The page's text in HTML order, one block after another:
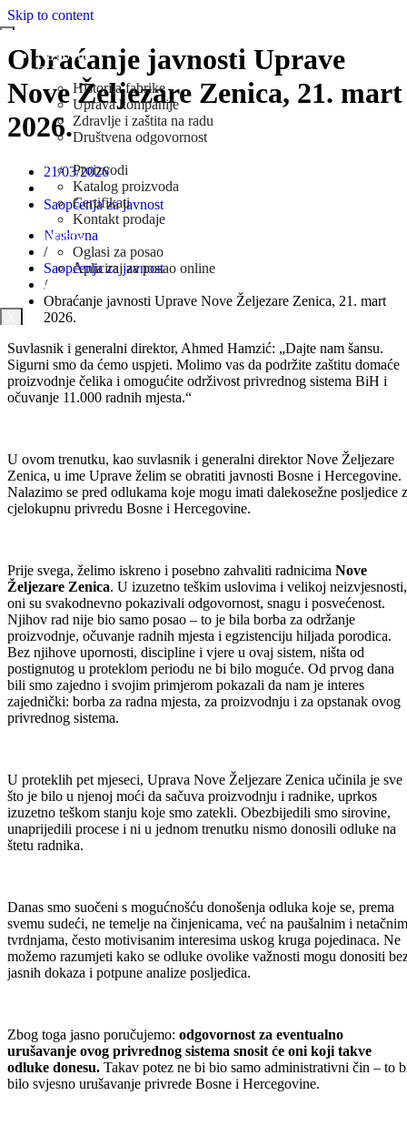
Skip to content
Naslovna
O Nama
Historija fabrike
Uprava kompanije
Zdravlje i zaštita na radu
Društvena odgovornost
Proizvodi
Katalog proizvoda
Certifikati
Kontakt prodaje
Karijera
Oglasi za posao
Apliciraj za posao online
Novosti
Obraćanje javnosti Uprave
Nove Željezare Zenica, 21. mart
2026.
21/03/2026
Saopćenja za javnost
Naslovna
/
Saopćenja za javnost
/
Obraćanje javnosti Uprave Nove Željezare Zenica, 21. mart
2026.
Suvlasnik i generalni direktor, Ahmed Hamzić: „Dajte nam šansu.
Sigurni smo da ćemo uspjeti. Molimo vas da podržite zaštitu domaće
proizvodnje čelika i omogućite održivost privrednog sistema BiH i
očuvanje 11.000 radnih mjesta.“
U ovom trenutku, kao suvlasnik i generalni direktor Nove Željezare
Zenica, u ime Uprave želim se obratiti javnosti Bosne i Hercegovine.
Nalazimo se pred odlukama koje mogu imati dalekosežne posljedice
cjelokupnu privredu Bosne i Hercegovine.
Prije svega, želimo iskreno i posebno zahvaliti radnicima Nove
Željezare Zenica. U izuzetno teškim uslovima i velikoj neizvjesnosti,
oni su svakodnevno pokazivali odgovornost, snagu i posvećenost.
Njihov rad nije bio samo posao – to je bila borba za održanje
proizvodnje, očuvanje radnih mjesta i egzistenciju hiljada porodica.
Bez njihove upornosti, discipline i vjere u ovaj sistem, ništa od
postignutog u proteklom periodu ne bi bilo moguće. Od prvog dana
bili smo zajedno i svojim primjerom pokazali da nam je interes
zajednički: borba za radna mjesta, za proizvodnju i za opstanak ovog
privrednog sistema.
U proteklih pet mjeseci, Uprava Nove Željezare Zenica učinila je sve
što je bilo u njenoj moći da sačuva proizvodnju i radnike, uprkos
izuzetno teškom stanju koje smo zatekli. Obezbijedili smo sirovine,
unaprijedili procese i ni u jednom trenutku nismo donosili odluke na
štetu radnika.
Danas smo suočeni s mogućnošću donošenja odluka koje se, prema
svemu sudeći, ne temelje na činjenicama, već na paušalnim i netačnim
tvrdnjama, često motivisanim interesima uskog kruga pojedinaca. Ne
možemo razumjeti kako se odluke ovolike važnosti mogu donositi
jasnih dokaza i potpune analize posljedica.
Zbog toga jasno poručujemo: odgovornost za eventualno
urušavanje ovog privrednog sistema snosit će oni koji takve
odluke donesu. Takav potez ne bi bio samo administrativni čin – to
bilo svjesno urušavanje privrede Bosne i Hercegovine.